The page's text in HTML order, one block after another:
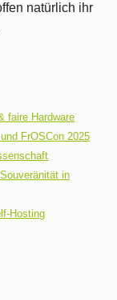
natürlich ihr
faire Hardware
FrOSCon 2025
in
Hosting